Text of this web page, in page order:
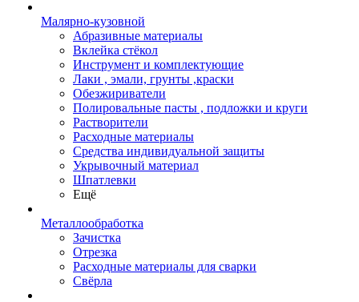
Малярно-кузовной
Абразивные материалы
Вклейка стёкол
Инструмент и комплектующие
Лаки , эмали, грунты ,краски
Обезжириватели
Полировальные пасты , подложки и круги
Растворители
Расходные материалы
Средства индивидуальной защиты
Укрывочный материал
Шпатлевки
Ещё
Металлообработка
Зачистка
Отрезка
Расходные материалы для сварки
Свёрла